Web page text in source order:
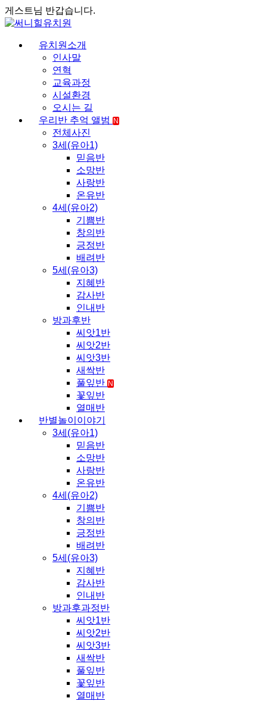
게스트님 반갑습니다.
유치원소개
인사말
연혁
교육과정
시설환경
오시는 길
우리반 추억 앨범
N
전체사진
3세(유아1)
믿음반
소망반
사랑반
온유반
4세(유아2)
기쁨반
창의반
긍정반
배려반
5세(유아3)
지혜반
감사반
인내반
방과후반
씨앗1반
씨앗2반
씨앗3반
새싹반
풀잎반 N
꽃잎반
열매반
반별놀이이야기
3세(유아1)
믿음반
소망반
사랑반
온유반
4세(유아2)
기쁨반
창의반
긍정반
배려반
5세(유아3)
지혜반
감사반
인내반
방과후과정반
씨앗1반
씨앗2반
씨앗3반
새싹반
풀잎반
꽃잎반
열매반